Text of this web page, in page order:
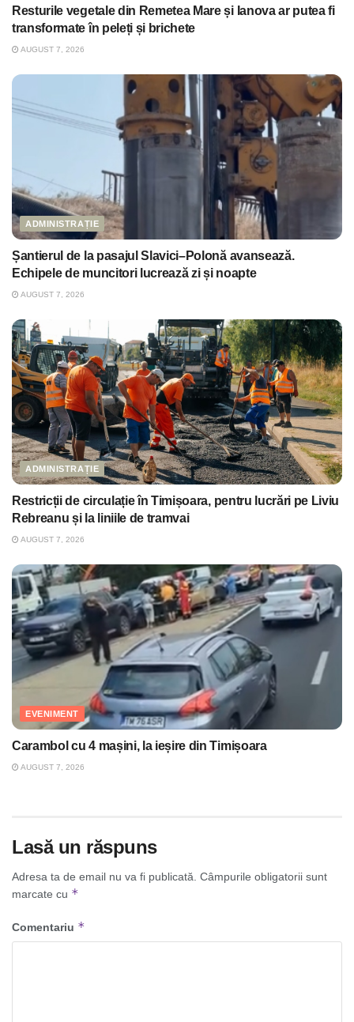
Resturile vegetale din Remetea Mare și Ianova ar putea fi
transformate în peleți și brichete
AUGUST 7, 2026
ADMINISTRAȚIE
Șantierul de la pasajul Slavici–Polonă avansează.
Echipele de muncitori lucrează zi și noapte
AUGUST 7, 2026
ADMINISTRAȚIE
Restricții de circulație în Timișoara, pentru lucrări pe Liviu
Rebreanu și la liniile de tramvai
AUGUST 7, 2026
EVENIMENT
Carambol cu 4 mașini, la ieșire din Timișoara
AUGUST 7, 2026
Lasă un răspuns
Adresa ta de email nu va fi publicată. Câmpurile obligatorii sunt
marcate cu *
Comentariu *